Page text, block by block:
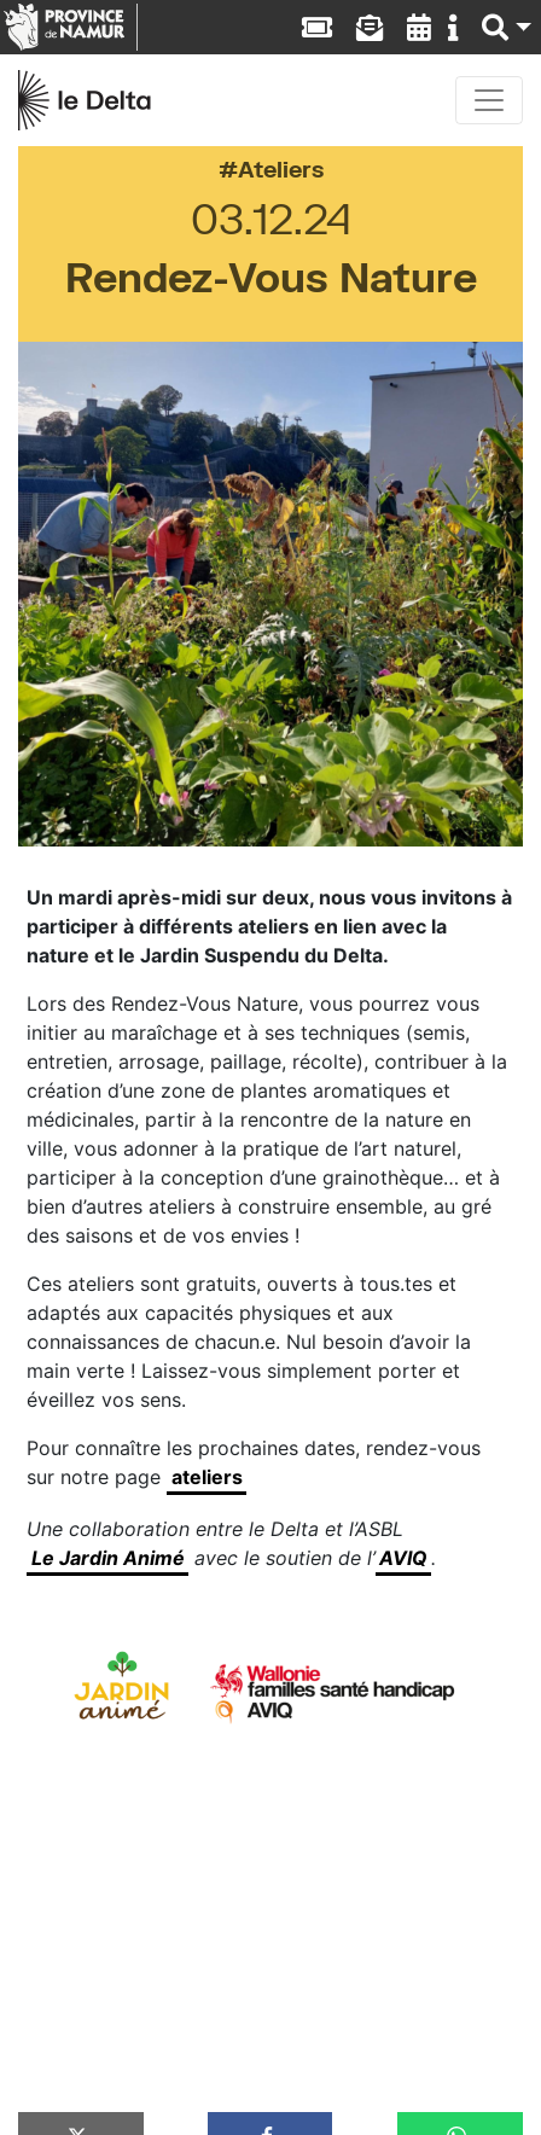
Ateliers
03.12.24
Rendez-Vous Nature
Un mardi après-midi sur deux, nous vous invitons à
participer à différents ateliers en lien avec la
nature et le Jardin Suspendu du Delta.
Lors des Rendez-Vous Nature, vous pourrez vous
initier au maraîchage et à ses techniques (semis,
entretien, arrosage, paillage, récolte), contribuer à la
création d’une zone de plantes aromatiques et
médicinales, partir à la rencontre de la nature en
ville, vous adonner à la pratique de l’art naturel,
participer à la conception d’une grainothèque… et à
bien d’autres ateliers à construire ensemble, au gré
des saisons et de vos envies !
Ces ateliers sont gratuits, ouverts à tous.tes et
adaptés aux capacités physiques et aux
connaissances de chacun.e. Nul besoin d’avoir la
main verte ! Laissez-vous simplement porter et
éveillez vos sens.
Pour connaître les prochaines dates, rendez-vous
sur notre page ateliers
Une collaboration entre le Delta et l’ASBL
Le Jardin Animé avec le soutien de l’AVIQ .